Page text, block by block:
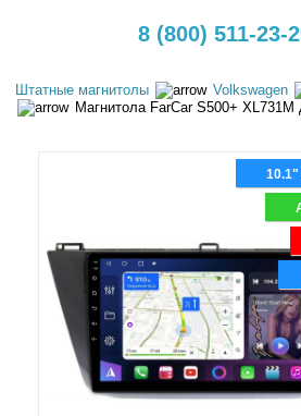
8 (800) 511-23-
Штатные магнитолы Volkswagen
Магнитола FarCar S500+
10.1"